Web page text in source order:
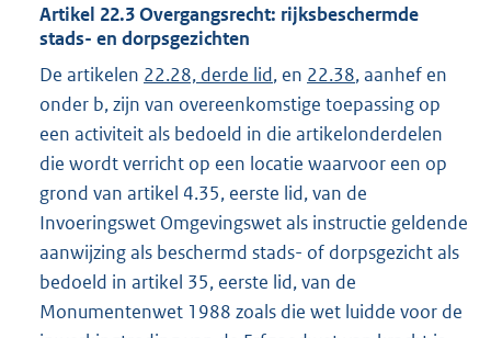
Artikel 22.3Overgangsrecht: rijksbeschermde
stads- en dorpsgezichten
De artikelen 22.28, derde lid, en 22.38, aanhef en
onder b, zijn van overeenkomstige toepassing op
een activiteit als bedoeld in die artikelonderdelen
die wordt verricht op een locatie waarvoor een op
grond van artikel 4.35, eerste lid, van de
Invoeringswet Omgevingswet als instructie geldende
aanwijzing als beschermd stads- of dorpsgezicht als
bedoeld in artikel 35, eerste lid, van de
Monumentenwet 1988 zoals die wet luidde voor de